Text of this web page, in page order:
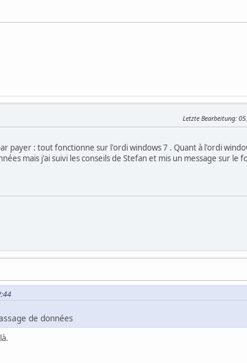
Letzte Bearbeitung:
payer : tout fonctionne sur l'ordi windows 7 . Quant à l'ordi
mais j'ai suivi les conseils de Stefan et mis un message sur le
de données